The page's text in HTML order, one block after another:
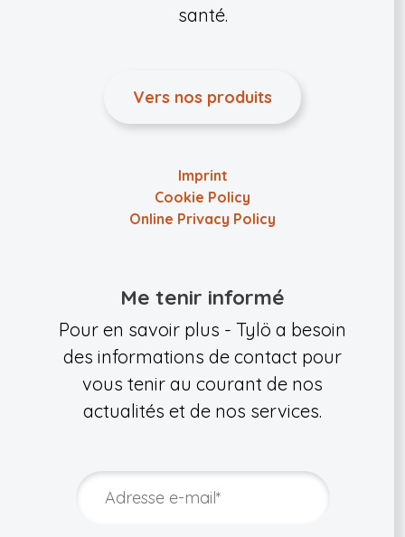
santé.
Vers nos produits
Imprint
Cookie Policy
Online Privacy Policy
Me tenir informé
Pour en savoir plus - Tylö a besoin
des informations de contact pour
vous tenir au courant de nos
actualités et de nos services.